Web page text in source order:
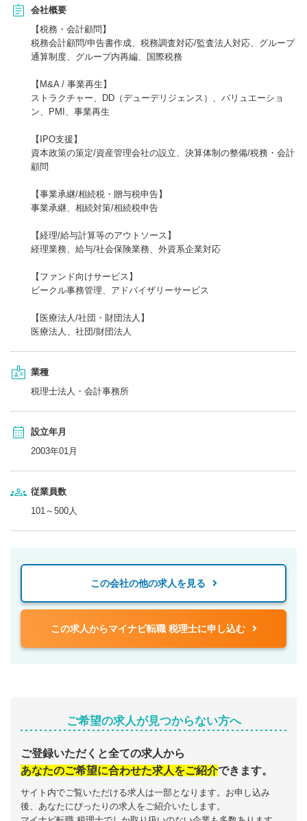
会社概要
【税務・会計顧問】
税務会計顧問/申告書作成、税務調査対応/監査法人対応、グループ
通算制度、グループ内再編、国際税務
【M&A / 事業再生】
ストラクチャー、DD（デューデリジェンス）、バリュエーショ
ン、PMI、事業再生
【IPO支援】
資本政策の策定/資産管理会社の設立、決算体制の整備/税務・会計
顧問
【事業承継/相続税・贈与税申告】
事業承継、相続対策/相続税申告
【経理/給与計算等のアウトソース】
経理業務、給与/社会保険業務、外資系企業対応
【ファンド向けサービス】
ビークル事務管理、アドバイザリーサービス
【医療法人/社団・財団法人】
医療法人、社団/財団法人
業種
税理士法人・会計事務所
設立年月
2003年01月
従業員数
101～500人
この会社の他の求人を見る
この求人からマイナビ転職 税理士に申し込む
ご希望の求人が見つからない方へ
ご登録いただくと全ての求人から
あなたのご希望に合わせた求人をご紹介できます。
サイト内でご覧いただける求人は一部となります。お申し込み
後、あなたにぴったりの求人をご紹介いたします。